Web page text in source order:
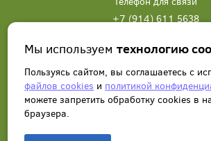
+7 (914) 611 5638
Написать нам Заказать
Мы используемтехнологию
Пользуясь сайтом, вы соглашаетесь с
файлов cookies и политикой
можете запретить обработку сookies в
браузера.